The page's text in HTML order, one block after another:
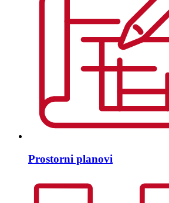
Prostorni planovi